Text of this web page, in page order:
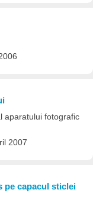
aparatului fotografic
2007
pe capacul sticlei